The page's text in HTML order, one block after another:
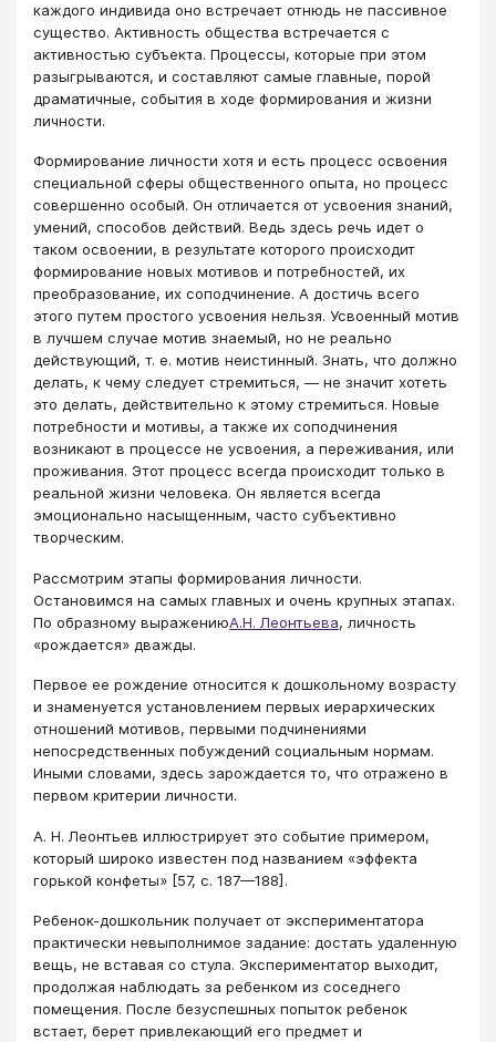
каждого индивида оно встречает отнюдь не пассивное
существо. Активность общества встречается с
активностью субъекта. Процессы, которые при этом
разыгрываются, и составляют самые главные, порой
драматичные, события в ходе формирования и жизни
личности.
Формирование личности хотя и есть процесс освоения
специальной сферы общественного опыта, но процесс
совершенно особый. Он отличается от усвоения знаний,
умений, способов действий. Ведь здесь речь идет о
таком освоении, в результате которого происходит
формирование новых мотивов и потребностей, их
преобразование, их соподчинение. А достичь всего
этого путем простого усвоения нельзя. Усвоенный мотив
в лучшем случае мотив знаемый, но не реально
действующий, т. е. мотив неистинный. Знать, что должно
делать, к чему следует стремиться, — не значит хотеть
это делать, действительно к этому стремиться. Новые
потребности и мотивы, а также их соподчинения
возникают в процессе не усвоения, а переживания, или
проживания. Этот процесс всегда происходит только в
реальной жизни человека. Он является всегда
эмоционально насыщенным, часто субъективно
творческим.
Рассмотрим этапы формирования личности.
Остановимся на самых главных и очень крупных этапах.
По образному выражениюА.Н. Леонтьева, личность
«рождается» дважды.
Первое ее рождение относится к дошкольному возрасту
и знаменуется установлением первых иерархических
отношений мотивов, первыми подчинениями
непосредственных побуждений социальным нормам.
Иными словами, здесь зарождается то, что отражено в
первом критерии личности.
А. Н. Леонтьев иллюстрирует это событие примером,
который широко известен под названием «эффекта
горькой конфеты» [57, с. 187—188].
Ребенок-дошкольник получает от экспериментатора
практически невыполнимое задание: достать удаленную
вещь, не вставая со стула. Экспериментатор выходит,
продолжая наблюдать за ребенком из соседнего
помещения. После безуспешных попыток ребенок
встает, берет привлекающий его предмет и